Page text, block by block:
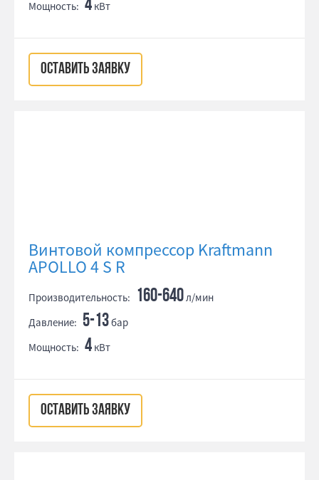
Мощность: 4 кВт
ОСТАВИТЬ ЗАЯВКУ
Винтовой компрессор Kraftmann
APOLLO 4 S R
Производительность: 160-640л/мин
Давление: 5-13бар
Мощность: 4 кВт
ОСТАВИТЬ ЗАЯВКУ